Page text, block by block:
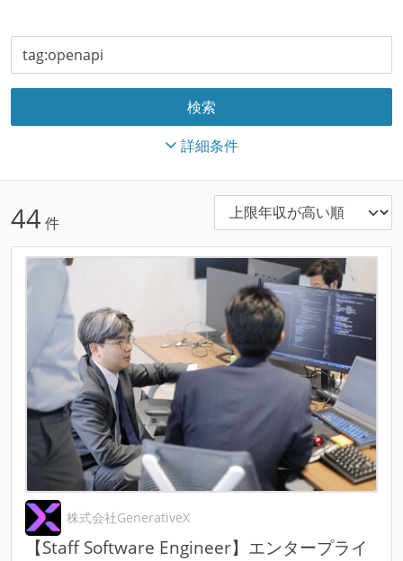
詳細条件
44 件
株式会社GenerativeX
【Staff Software Engineer】エンタープライ